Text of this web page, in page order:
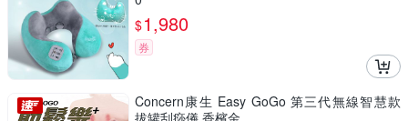
$1,980
券
Concern康生 Easy GoGo 第三代無線智慧款